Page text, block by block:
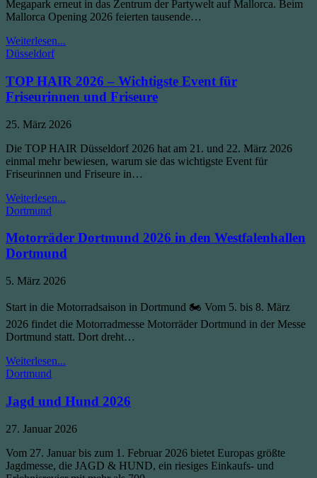
Megapark erneut in das Zentrum der Partywelt auf Mallorca. Beim
Mallorca Opening 2026 feierten tausende…
Weiterlesen...
im
Megapark:
Der
startete
in
eine
neue
Saison
Posted
Düsseldorf
TOP HAIR 2026 – Wichtigste Event für
Friseurinnen und Friseure
Published
25. März 2026
Die TOP HAIR Düsseldorf 2026 hat am 21. und 22. März 2026
einmal mehr bewiesen, warum sie das wichtigste Event für
Friseurinnen und Friseure in…
Weiterlesen...
–
Wichtigste
Event
Friseurinnen
Friseure
Posted
Dortmund
Motorräder Dortmund 2026 in den Westfalenhallen
Dortmund
Published
5. März 2026
Start in die Motorradsaison in Dortmund 🏍️ Vom 5. bis 8. März
2026 findet die Motorradmesse Motorräder Dortmund in der Messe
Dortmund statt. Dort dreht…
Weiterlesen...
in
den
Westfalenhallen
Dortmund
Posted
Dortmund
Jagd und Hund 2026
Published
27. Januar 2026
Vom 27. Januar bis zum 1. Februar 2026 bietet Europas größte
Jagdmesse, die JAGD & HUND, ein riesiges Einkaufs- und